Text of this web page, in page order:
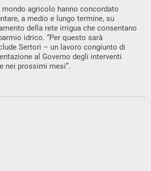
mondo agricolo hanno concordato
a medio e lungo termine, su
della rete irrigua che consentano
idrico. “Per questo sarà
Sertori – un lavoro congiunto di
al Governo degli interventi
nei prossimi mesi”.